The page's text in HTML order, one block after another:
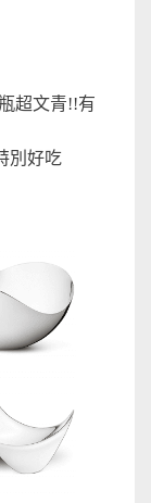
超文青!!有
別好吃